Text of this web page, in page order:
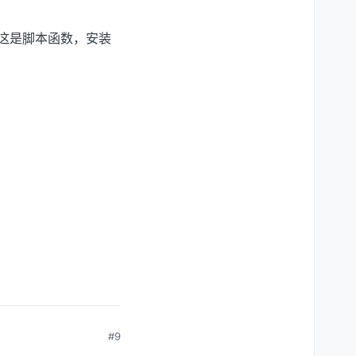
是脚本函数，安装
#9